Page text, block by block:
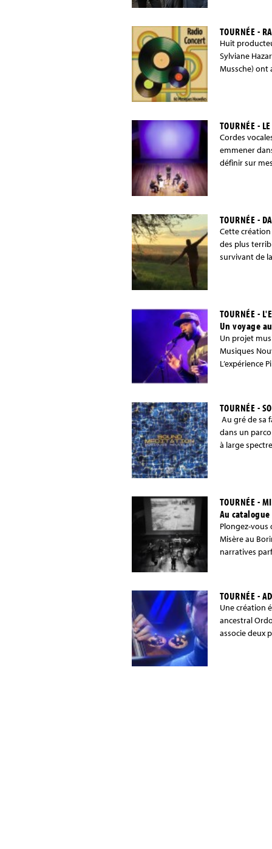
TOURNÉE -
Huit
Sylviane
Mussche) ont
TOURNÉE -
Cordes
emmener
définir sur
TOURNÉE -
Cette
des plus
survivant de
TOURNÉE -
Un voyage
Un projet
Musiques
L’expérience
TOURNÉE -
Au gré de sa
dans un
à large
TOURNÉE -
Au
Plongez-vous
Misère au
narratives
TOURNÉE -
Une création
ancestral
associe deux